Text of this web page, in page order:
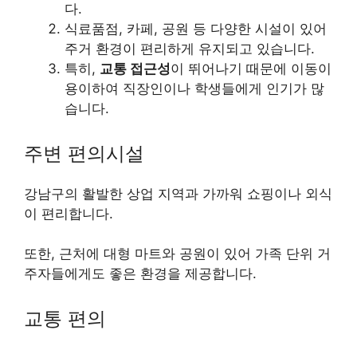
다.
식료품점, 카페, 공원 등 다양한 시설이 있어
주거 환경이 편리하게 유지되고 있습니다.
특히, 교통 접근성이 뛰어나기 때문에 이동이
용이하여 직장인이나 학생들에게 인기가 많
습니다.
주변 편의시설
강남구의 활발한 상업 지역과 가까워 쇼핑이나 외식
이 편리합니다.
또한, 근처에 대형 마트와 공원이 있어 가족 단위 거
주자들에게도 좋은 환경을 제공합니다.
교통 편의